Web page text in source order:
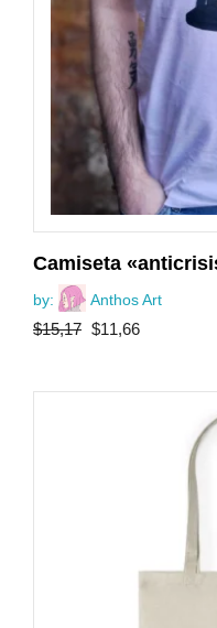
Camiseta
by: Anthos Art
$15,17 El
$11,66El